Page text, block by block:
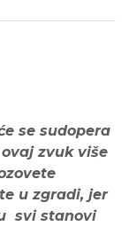
se sudopera
zvuk više
u zgradi, jer
svi stanovi